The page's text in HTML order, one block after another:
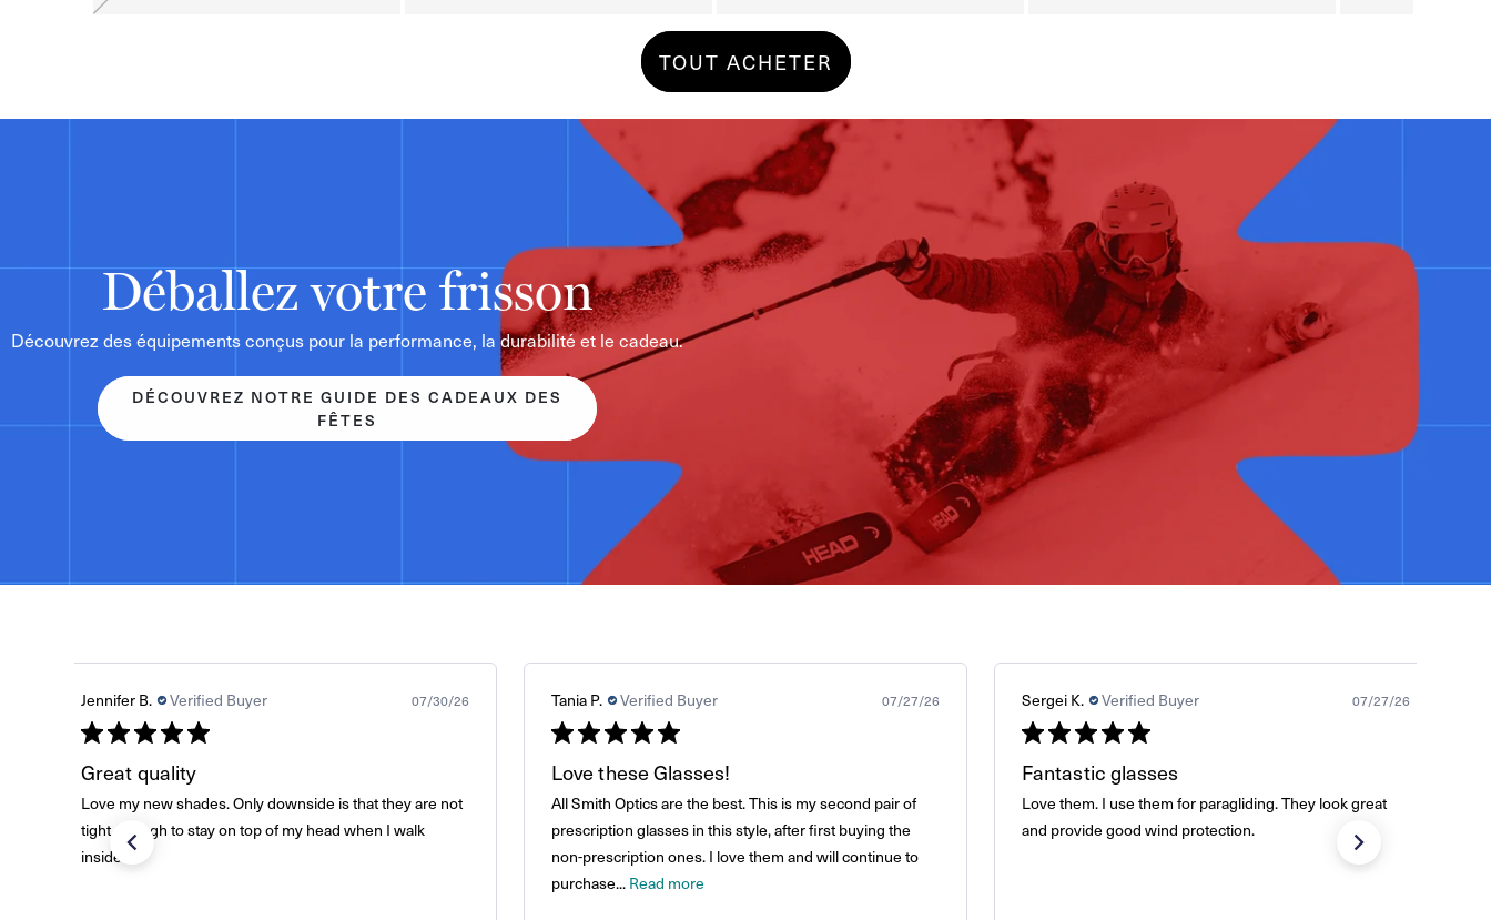
TOUT ACHETER
Déballez votre frisson
Découvrez des équipements conçus pour la performance, la durabilité et le cadeau.
DÉCOUVREZ NOTRE GUIDE DES CADEAUX DES
FÊTES
Jennifer B. Verified Buyer 07/30/26
Great quality
Love my new shades. Only downside is that they are not
tight enough to stay on top of my head when I walk
inside.
Tania P. Verified Buyer 07/27/26
Love these Glasses!
All Smith Optics are the best. This is my second pair of
prescription glasses in this style, after first buying the
non-prescription ones. I love them and will continue to
purchase...Read more
Sergei K. Verified Buyer 07/27/26
Fantastic glasses
Love them. I use them for paragliding. They look great
and provide good wind protection.